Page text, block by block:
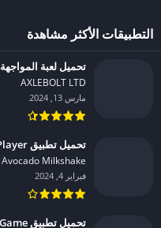
التطبيقات الأكثر مشاهدة
تحميل لعبة المواجهة 2 مهكرة للاندرويد 2024
AXLEBOLT LTD‏
مارس 13, 2024
تحميل تطبيق Provid Video Player مهكر للاندرويد 2024
Avocado Milkshake‏
فبراير 4, 2024
تحميل تطبيق Bikii Cloud Game مهكر للاندرويد 2024